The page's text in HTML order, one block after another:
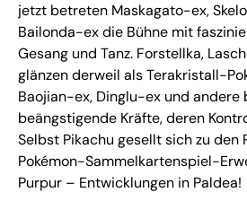
jetzt betreten Maskagato-ex,
Bailonda-ex die Bühne mit
Gesang und Tanz. Forstellka,
glänzen derweil als Terakristall-
Baojian-ex, Dinglu-ex und andere
beängstigende Kräfte, deren
Selbst Pikachu gesellt sich zu den
Pokémon-Sammelkartenspiel-
Purpur – Entwicklungen in Paldea!